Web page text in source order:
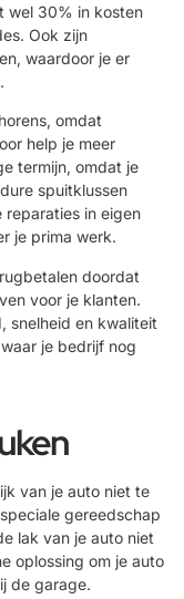
wel 30% in kosten
Ook zijn
waardoor je er
omdat
help je meer
termijn, omdat je
spuitklussen
reparaties in eigen
je prima werk.
doordat
voor je klanten.
snelheid en kwaliteit
je bedrijf nog
van je auto niet te
gereedschap
lak van je auto niet
oplossing om je auto
de garage.